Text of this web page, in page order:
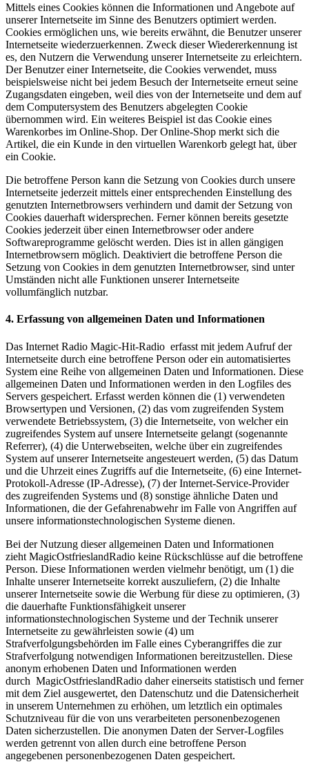
Mittels eines Cookies können die Informationen und Angebote auf
unserer Internetseite im Sinne des Benutzers optimiert werden.
Cookies ermöglichen uns, wie bereits erwähnt, die Benutzer unserer
Internetseite wiederzuerkennen. Zweck dieser Wiedererkennung ist
es, den Nutzern die Verwendung unserer Internetseite zu erleichtern.
Der Benutzer einer Internetseite, die Cookies verwendet, muss
beispielsweise nicht bei jedem Besuch der Internetseite erneut seine
Zugangsdaten eingeben, weil dies von der Internetseite und dem auf
dem Computersystem des Benutzers abgelegten Cookie
übernommen wird. Ein weiteres Beispiel ist das Cookie eines
Warenkorbes im Online-Shop. Der Online-Shop merkt sich die
Artikel, die ein Kunde in den virtuellen Warenkorb gelegt hat, über
ein Cookie.
Die betroffene Person kann die Setzung von Cookies durch unsere
Internetseite jederzeit mittels einer entsprechenden Einstellung des
genutzten Internetbrowsers verhindern und damit der Setzung von
Cookies dauerhaft widersprechen. Ferner können bereits gesetzte
Cookies jederzeit über einen Internetbrowser oder andere
Softwareprogramme gelöscht werden. Dies ist in allen gängigen
Internetbrowsern möglich. Deaktiviert die betroffene Person die
Setzung von Cookies in dem genutzten Internetbrowser, sind unter
Umständen nicht alle Funktionen unserer Internetseite
vollumfänglich nutzbar.
4. Erfassung von allgemeinen Daten und Informationen
Das Internet Radio Magic-Hit-Radio erfasst mit jedem Aufruf der
Internetseite durch eine betroffene Person oder ein automatisiertes
System eine Reihe von allgemeinen Daten und Informationen. Diese
allgemeinen Daten und Informationen werden in den Logfiles des
Servers gespeichert. Erfasst werden können die (1) verwendeten
Browsertypen und Versionen, (2) das vom zugreifenden System
verwendete Betriebssystem, (3) die Internetseite, von welcher ein
zugreifendes System auf unsere Internetseite gelangt (sogenannte
Referrer), (4) die Unterwebseiten, welche über ein zugreifendes
System auf unserer Internetseite angesteuert werden, (5) das Datum
und die Uhrzeit eines Zugriffs auf die Internetseite, (6) eine Internet-
Protokoll-Adresse (IP-Adresse), (7) der Internet-Service-Provider
des zugreifenden Systems und (8) sonstige ähnliche Daten und
Informationen, die der Gefahrenabwehr im Falle von Angriffen auf
unsere informationstechnologischen Systeme dienen.
Bei der Nutzung dieser allgemeinen Daten und Informationen
zieht MagicOstfrieslandRadio keine Rückschlüsse auf die betroffene
Person. Diese Informationen werden vielmehr benötigt, um (1) die
Inhalte unserer Internetseite korrekt auszuliefern, (2) die Inhalte
unserer Internetseite sowie die Werbung für diese zu optimieren, (3)
die dauerhafte Funktionsfähigkeit unserer
informationstechnologischen Systeme und der Technik unserer
Internetseite zu gewährleisten sowie (4) um
Strafverfolgungsbehörden im Falle eines Cyberangriffes die zur
Strafverfolgung notwendigen Informationen bereitzustellen. Diese
anonym erhobenen Daten und Informationen werden
durch MagicOstfrieslandRadio daher einerseits statistisch und ferner
mit dem Ziel ausgewertet, den Datenschutz und die Datensicherheit
in unserem Unternehmen zu erhöhen, um letztlich ein optimales
Schutzniveau für die von uns verarbeiteten personenbezogenen
Daten sicherzustellen. Die anonymen Daten der Server-Logfiles
werden getrennt von allen durch eine betroffene Person
angegebenen personenbezogenen Daten gespeichert.